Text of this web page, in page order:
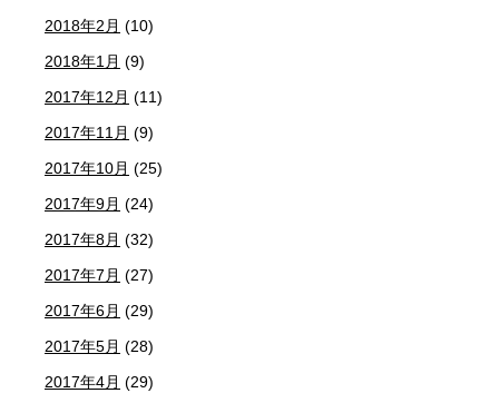
2018年2月 (10)
2018年1月 (9)
2017年12月 (11)
2017年11月 (9)
2017年10月 (25)
2017年9月 (24)
2017年8月 (32)
2017年7月 (27)
2017年6月 (29)
2017年5月 (28)
2017年4月 (29)